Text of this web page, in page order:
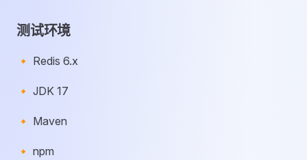
测试环境
🔸 Redis 6.x
🔸 JDK 17
🔸 Maven
🔸 npm